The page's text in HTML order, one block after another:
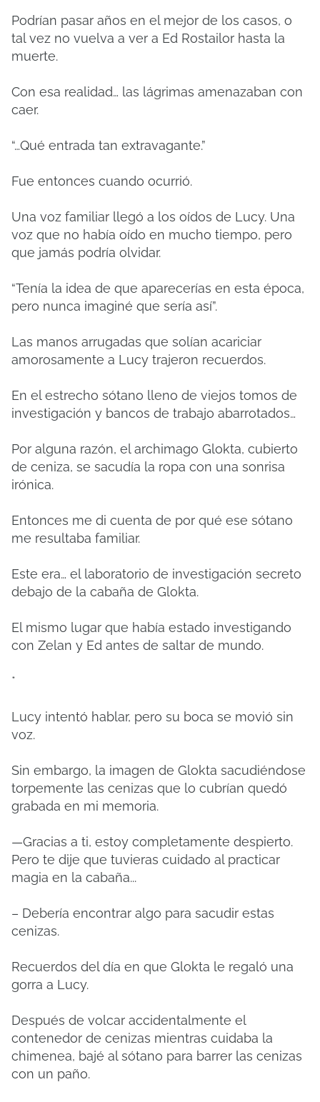
Podrían pasar años en el mejor de los casos, o
tal vez no vuelva a ver a Ed Rostailor hasta la
muerte.
Con esa realidad… las lágrimas amenazaban con
caer.
“…Qué entrada tan extravagante.”
Fue entonces cuando ocurrió.
Una voz familiar llegó a los oídos de Lucy. Una
voz que no había oído en mucho tiempo, pero
que jamás podría olvidar.
“Tenía la idea de que aparecerías en esta época,
pero nunca imaginé que sería así”.
Las manos arrugadas que solían acariciar
amorosamente a Lucy trajeron recuerdos.
En el estrecho sótano lleno de viejos tomos de
investigación y bancos de trabajo abarrotados…
Por alguna razón, el archimago Glokta, cubierto
de ceniza, se sacudía la ropa con una sonrisa
irónica.
Entonces me di cuenta de por qué ese sótano
me resultaba familiar.
Este era… el laboratorio de investigación secreto
debajo de la cabaña de Glokta.
El mismo lugar que había estado investigando
con Zelan y Ed antes de saltar de mundo.
*
Lucy intentó hablar, pero su boca se movió sin
voz.
Sin embargo, la imagen de Glokta sacudiéndose
torpemente las cenizas que lo cubrían quedó
grabada en mi memoria.
—Gracias a ti, estoy completamente despierto.
Pero te dije que tuvieras cuidado al practicar
magia en la cabaña...
– Debería encontrar algo para sacudir estas
cenizas.
Recuerdos del día en que Glokta le regaló una
gorra a Lucy.
Después de volcar accidentalmente el
contenedor de cenizas mientras cuidaba la
chimenea, bajé al sótano para barrer las cenizas
con un paño.